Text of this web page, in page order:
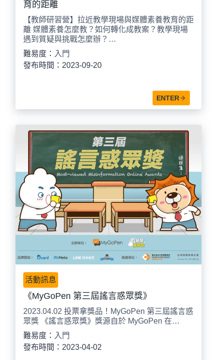
育的距離
【教師研習營】拉近教學現場與媒體素養教育的距
離 媒體素養怎麼教？如何轉化成教案？教學現場
遇到質疑與挑戰怎麼辦？…
難易度： 入門
發布時間：2023-09-20
ENTER
活動訊息
《MyGoPen 第三屆謠言惑眾獎》
2023.04.02 投票拿獎品！MyGoPen 第三屆謠言惑
眾獎 《謠言惑眾獎》獎源自於 MyGoPen 在…
難易度： 入門
發布時間：2023-04-02